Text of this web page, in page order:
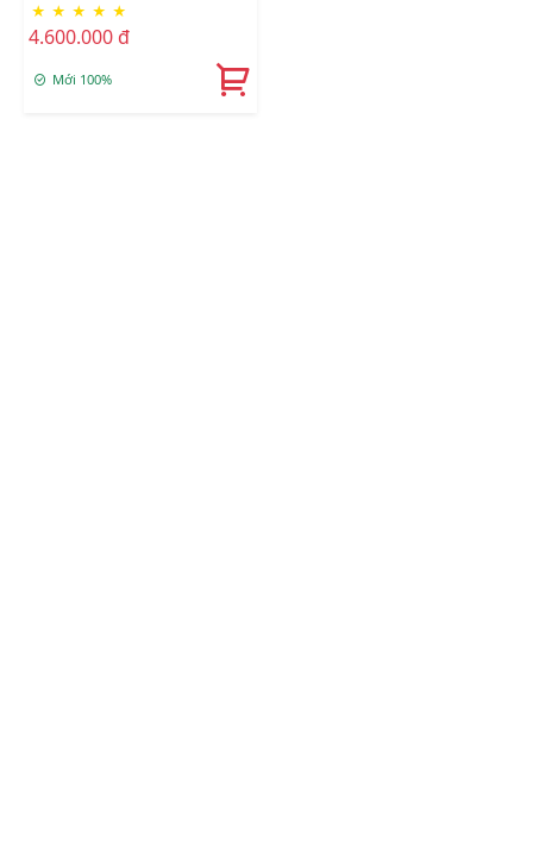
X4 NVMe
(CT1000P310SSD8)
★ ★ ★ ★ ★
4.600.000 đ
Mới 100%